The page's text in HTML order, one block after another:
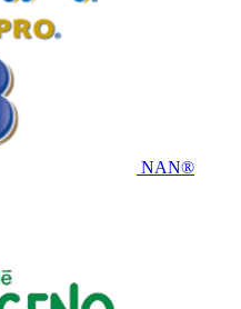
NAN®